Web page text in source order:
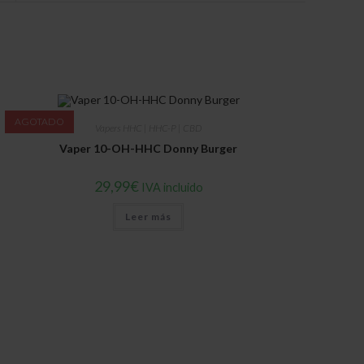
AGOTADO
Vaper 10-OH-HHC Donny Burger
29,99€ IVA incluido
Leer más